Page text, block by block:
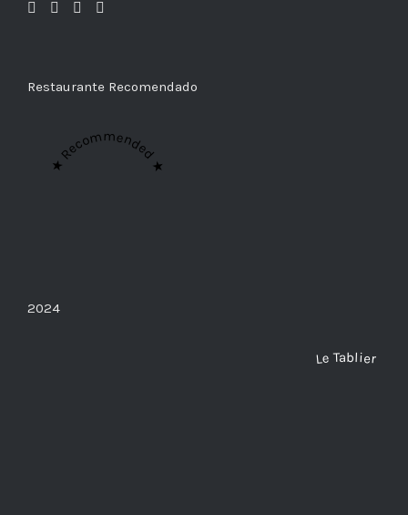
Restaurante Recomendado
★ Recommended ★
2024
Le Tablier